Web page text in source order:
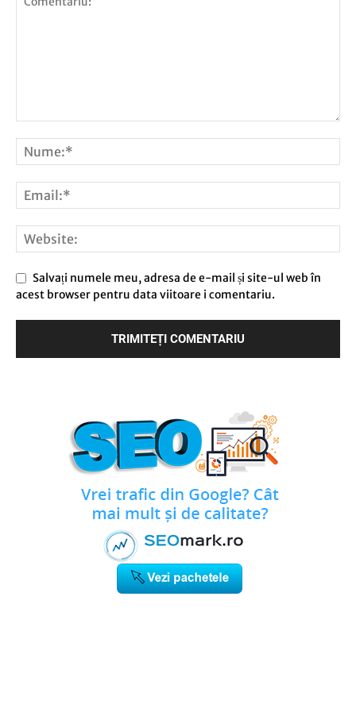
Salvați numele meu, adresa de e-mail și site-ul web în
acest browser pentru data viitoare i comentariu.